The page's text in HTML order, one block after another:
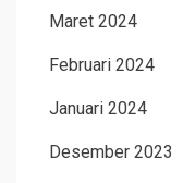
Maret 2024
Februari 2024
Januari 2024
Desember 2023